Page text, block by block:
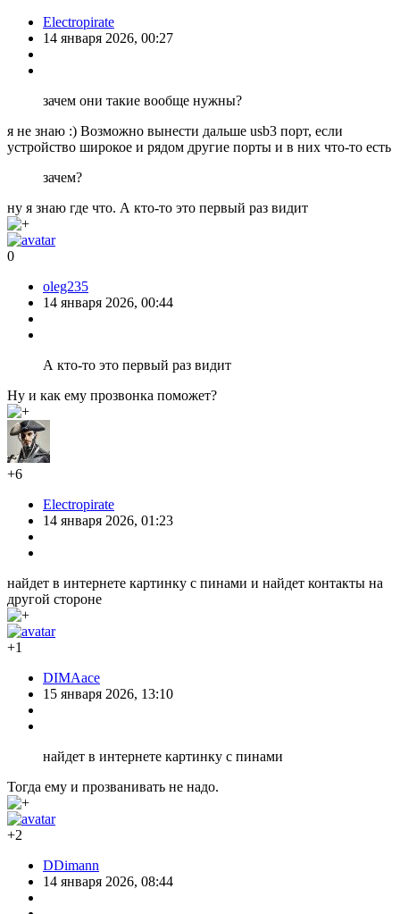
Electropirate
14 января 2026, 00:27
зачем они такие вообще нужны?
я не знаю :) Возможно вынести дальше usb3 порт, если
устройство широкое и рядом другие порты и в них что-то есть
зачем?
ну я знаю где что. А кто-то это первый раз видит
0
oleg235
14 января 2026, 00:44
А кто-то это первый раз видит
Ну и как ему прозвонка поможет?
+6
Electropirate
14 января 2026, 01:23
найдет в интернете картинку с пинами и найдет контакты на
другой стороне
+1
DIMAace
15 января 2026, 13:10
найдет в интернете картинку с пинами
Тогда ему и прозванивать не надо.
+2
DDimann
14 января 2026, 08:44